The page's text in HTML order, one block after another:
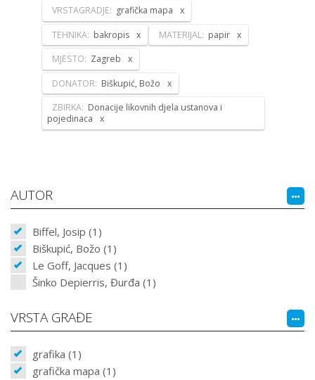
VRSTAGRADJE: grafička mapa
TEHNIKA: bakropis MATERIJAL: papir
MJESTO: Zagreb
DONATOR: Biškupić, Božo
ZBIRKA: Donacije likovnih djela ustanova i
pojedinaca
AUTOR
Biffel, Josip (1)
Biškupić, Božo (1)
Le Goff, Jacques (1)
Šinko Depierris, Đurđa (1)
VRSTA GRAĐE
grafika (1)
grafička mapa (1)